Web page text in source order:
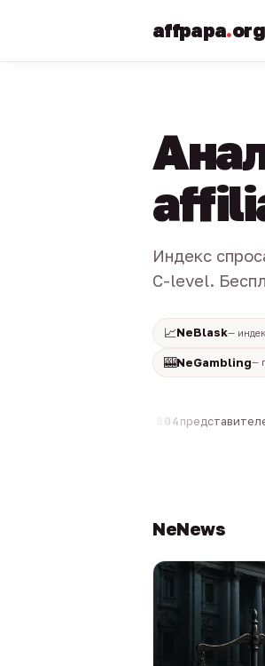
affpapa.org
Индекс
C-level.
📈NeBlask—
🎰NeGambling—
804представителей
NeNews